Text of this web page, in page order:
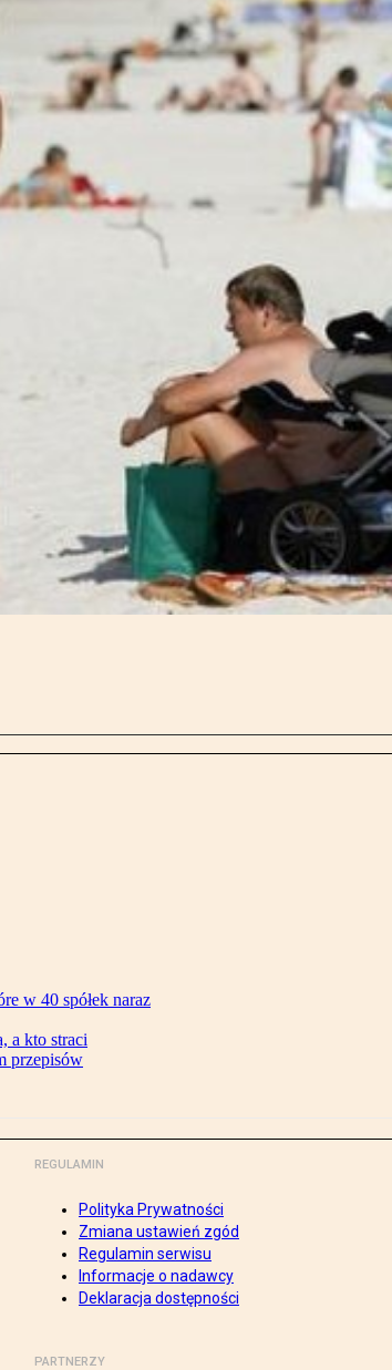
w 40 spółek naraz
a kto straci
przepisów
REGULAMIN
Polityka Prywatności
Zmiana ustawień zgód
Regulamin serwisu
Informacje o nadawcy
Deklaracja dostępności
PARTNERZY